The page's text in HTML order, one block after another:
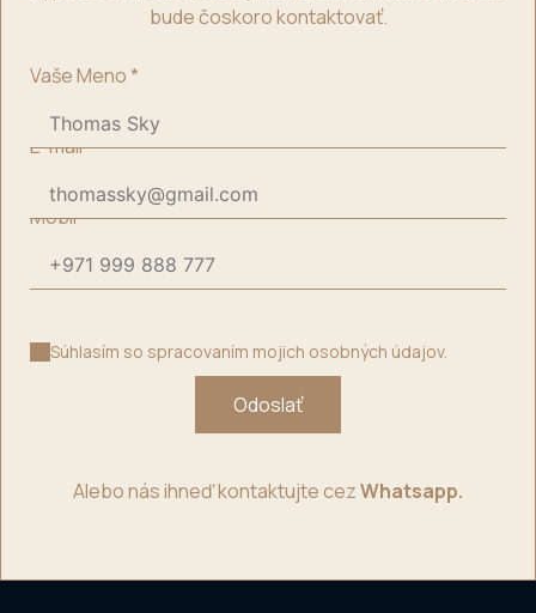
bude čoskoro kontaktovať.
Vaše Meno*
E-mail*
Mobil*
Súhlasím so spracovaním mojich osobných údajov.
Odoslať
Alebo nás ihneď kontaktujte cezWhatsapp.